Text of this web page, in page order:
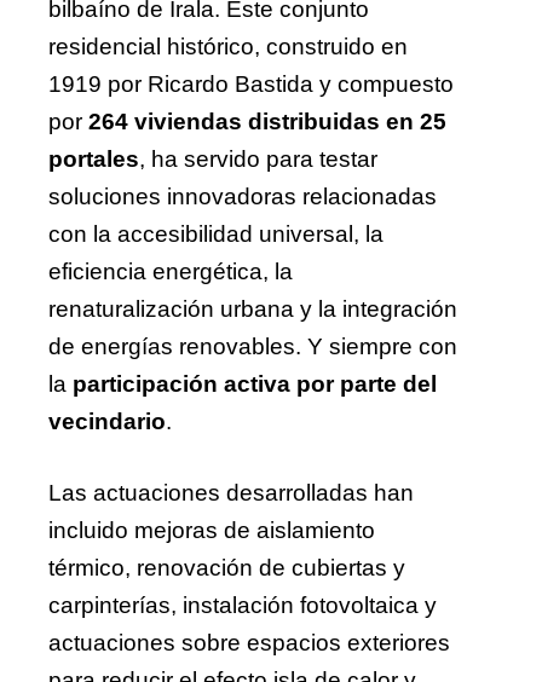
bilbaíno de Irala. Este conjunto
residencial histórico, construido en
1919 por Ricardo Bastida y compuesto
por 264 viviendas distribuidas en 25
portales, ha servido para testar
soluciones innovadoras relacionadas
con la accesibilidad universal, la
eficiencia energética, la
renaturalización urbana y la integración
de energías renovables. Y siempre con
la participación activa por parte del
vecindario.
Las actuaciones desarrolladas han
incluido mejoras de aislamiento
térmico, renovación de cubiertas y
carpinterías, instalación fotovoltaica y
actuaciones sobre espacios exteriores